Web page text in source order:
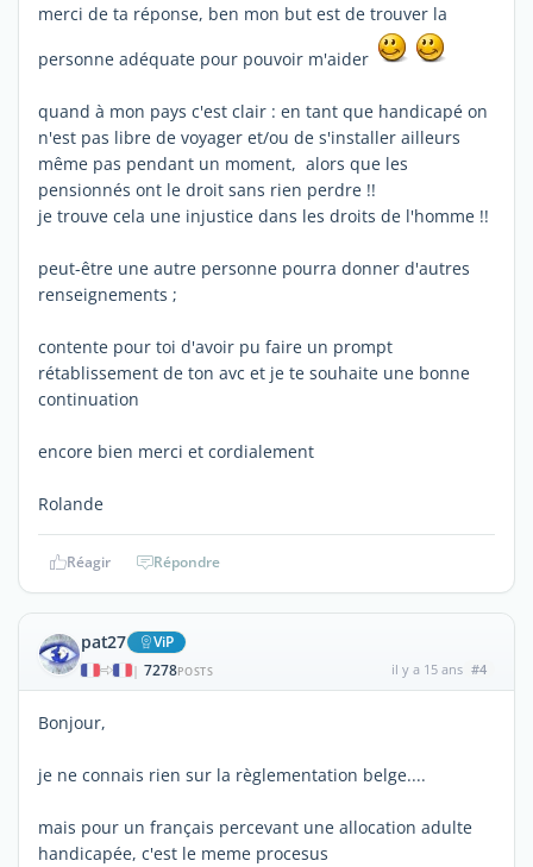
merci de ta réponse, ben mon but est de trouver la
personne adéquate pour pouvoir m'aider
quand à mon pays c'est clair : en tant que handicapé on
n'est pas libre de voyager et/ou de s'installer ailleurs
même pas pendant un moment, alors que les
pensionnés ont le droit sans rien perdre !!
je trouve cela une injustice dans les droits de l'homme !!
peut-être une autre personne pourra donner d'autres
renseignements ;
contente pour toi d'avoir pu faire un prompt
rétablissement de ton avc et je te souhaite une bonne
continuation
encore bien merci et cordialement
Rolande
Réagir Répondre
pat27 ViP
| 7278POSTS il y a 15 ans #4
Bonjour,
je ne connais rien sur la règlementation belge....
mais pour un français percevant une allocation adulte
handicapée, c'est le meme procesus